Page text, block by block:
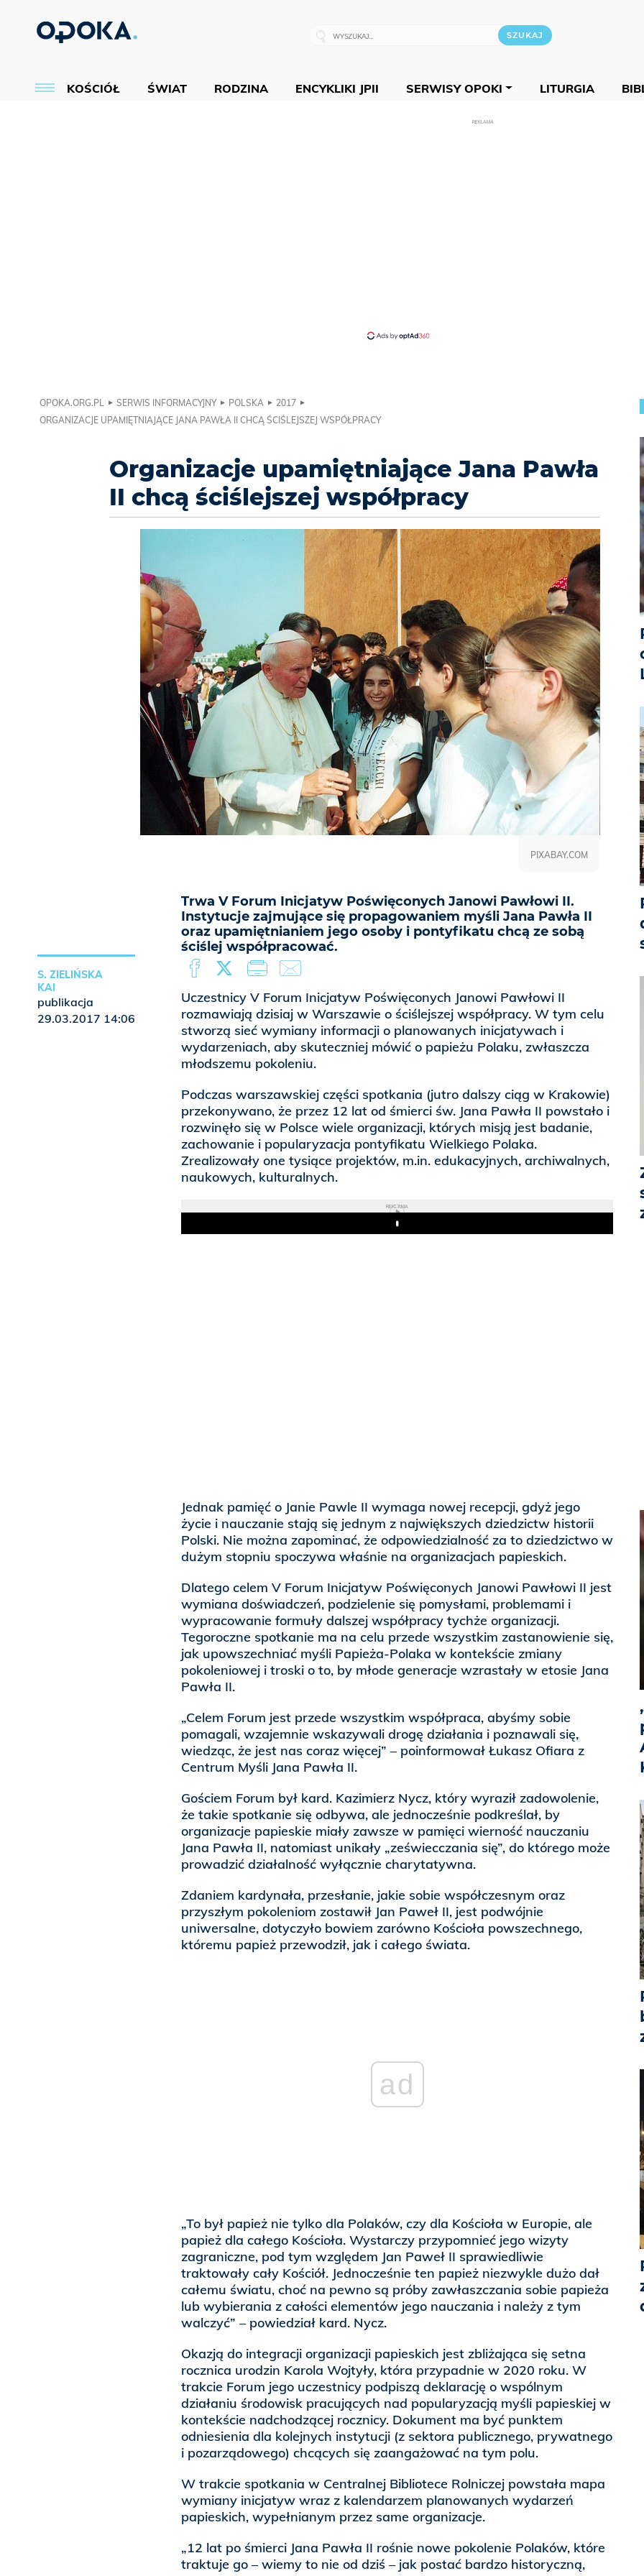
KOŚCIÓŁ ŚWIAT RODZINA ENCYKLIKI JPII SERWISY OPOKI LITURGIA
REKLAMA
OPOKA.ORG.PL SERWIS INFORMACYJNY POLSKA
2017
ORGANIZACJE UPAMIĘTNIAJĄCE JANA PAWŁA II CHCĄ ŚCIŚLEJSZEJ WSPÓŁPRACY
Organizacje upamiętniające Jana Pawła
II chcą ściślejszej współpracy
Trwa V Forum Inicjatyw Poświęconych Janowi Pawłowi II.
Instytucje zajmujące się propagowaniem myśli Jana Pawła II
oraz upamiętnianiem jego osoby i pontyfikatu chcą ze sobą
ściślej współpracować.
PIXABAY.COM
Uczestnicy V Forum Inicjatyw Poświęconych Janowi Pawłowi II
rozmawiają dzisiaj w Warszawie o ściślejszej współpracy. W tym celu
stworzą sieć wymiany informacji o planowanych inicjatywach i
wydarzeniach, aby skuteczniej mówić o papieżu Polaku, zwłaszcza
młodszemu pokoleniu.
Podczas warszawskiej części spotkania (jutro dalszy ciąg w Krakowie)
przekonywano, że przez 12 lat od śmierci św. Jana Pawła II powstało i
rozwinęło się w Polsce wiele organizacji, których misją jest badanie,
zachowanie i popularyzacja pontyfikatu Wielkiego Polaka.
Zrealizowały one tysiące projektów, m.in. edukacyjnych, archiwalnych,
naukowych, kulturalnych.
REKLAMA
Play
Jednak pamięć o Janie Pawle II wymaga nowej recepcji, gdyż jego
życie i nauczanie stają się jednym z największych dziedzictw historii
Polski. Nie można zapominać, że odpowiedzialność za to dziedzictwo w
dużym stopniu spoczywa właśnie na organizacjach papieskich.
Dlatego celem V Forum Inicjatyw Poświęconych Janowi Pawłowi II jest
wymiana doświadczeń, podzielenie się pomysłami, problemami i
wypracowanie formuły dalszej współpracy tychże organizacji.
Tegoroczne spotkanie ma na celu przede wszystkim zastanowienie się,
jak upowszechniać myśli Papieża-Polaka w kontekście zmiany
pokoleniowej i troski o to, by młode generacje wzrastały w etosie Jana
Pawła II.
„Celem Forum jest przede wszystkim współpraca, abyśmy sobie
pomagali, wzajemnie wskazywali drogę działania i poznawali się,
wiedząc, że jest nas coraz więcej” – poinformował Łukasz Ofiara z
Centrum Myśli Jana Pawła II.
Gościem Forum był kard. Kazimierz Nycz, który wyraził zadowolenie,
że takie spotkanie się odbywa, ale jednocześnie podkreślał, by
organizacje papieskie miały zawsze w pamięci wierność nauczaniu
Jana Pawła II, natomiast unikały „zeświecczania się”, do którego może
prowadzić działalność wyłącznie charytatywna.
Zdaniem kardynała, przesłanie, jakie sobie współczesnym oraz
przyszłym pokoleniom zostawił Jan Paweł II, jest podwójnie
uniwersalne, dotyczyło bowiem zarówno Kościoła powszechnego,
któremu papież przewodził, jak i całego świata.
ad
„To był papież nie tylko dla Polaków, czy dla Kościoła w Europie, ale
papież dla całego Kościoła. Wystarczy przypomnieć jego wizyty
zagraniczne, pod tym względem Jan Paweł II sprawiedliwie
traktowały cały Kościół. Jednocześnie ten papież niezwykle dużo dał
całemu światu, choć na pewno są próby zawłaszczania sobie papieża
lub wybierania z całości elementów jego nauczania i należy z tym
walczyć” – powiedział kard. Nycz.
Okazją do integracji organizacji papieskich jest zbliżająca się setna
rocznica urodzin Karola Wojtyły, która przypadnie w 2020 roku. W
trakcie Forum jego uczestnicy podpiszą deklarację o wspólnym
działaniu środowisk pracujących nad popularyzacją myśli papieskiej w
kontekście nadchodzącej rocznicy. Dokument ma być punktem
odniesienia dla kolejnych instytucji (z sektora publicznego, prywatnego
i pozarządowego) chcących się zaangażować na tym polu.
W trakcie spotkania w Centralnej Bibliotece Rolniczej powstała mapa
wymiany inicjatyw wraz z kalendarzem planowanych wydarzeń
papieskich, wypełnianym przez same organizacje.
„12 lat po śmierci Jana Pawła II rośnie nowe pokolenie Polaków, które
traktuje go – wiemy to nie od dziś – jak postać bardzo historyczną,
S. ZIELIŃSKA
KAI
publikacja
29.03.2017 14:06